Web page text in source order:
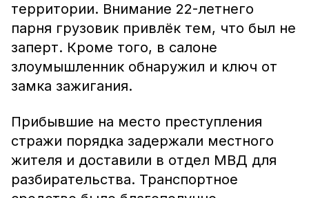
территории. Внимание 22-летнего
парня грузовик привлёк тем, что был не
заперт. Кроме того, в салоне
злоумышленник обнаружил и ключ от
замка зажигания.
Прибывшие на место преступления
стражи порядка задержали местного
жителя и доставили в отдел МВД для
разбирательства. Транспортное